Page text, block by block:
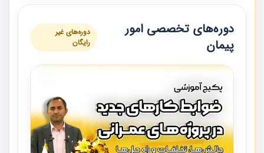
دوره‌های تخصصی امور
پیمان
دوره‌های غیر
رایگان